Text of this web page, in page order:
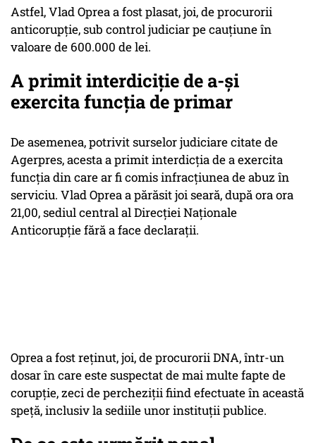
Astfel, Vlad Oprea a fost plasat, joi, de procurorii
anticorupţie, sub control judiciar pe cauţiune în
valoare de 600.000 de lei.
A primit interdiciție de a-și
exercita funcția de primar
De asemenea, potrivit surselor judiciare citate de
Agerpres, acesta a primit interdicţia de a exercita
funcţia din care ar fi comis infracţiunea de abuz în
serviciu. Vlad Oprea a părăsit joi seară, după ora ora
21,00, sediul central al Direcţiei Naţionale
Anticorupţie fără a face declaraţii.
Oprea a fost reţinut, joi, de procurorii DNA, într-un
dosar în care este suspectat de mai multe fapte de
corupţie, zeci de percheziţii fiind efectuate în această
speţă, inclusiv la sediile unor instituţii publice.